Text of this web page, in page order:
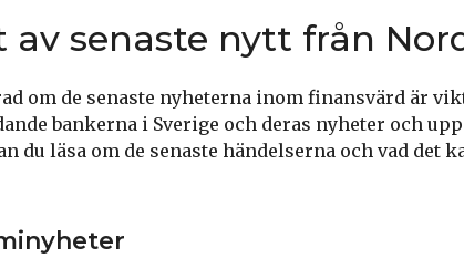
av senaste nytt från
om de senaste nyheterna inom finansvärd är
bankerna i Sverige och deras nyheter och
du läsa om de senaste händelserna och vad det